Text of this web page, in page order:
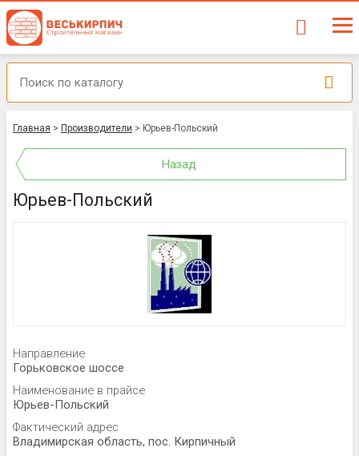
Главная > Производители > Юрьев-Польский
Назад
Юрьев-Польский
Направление
Горьковское шоссе
Наименование в прайсе
Юрьев-Польский
Фактический адрес
Владимирская область, пос. Кирпичный